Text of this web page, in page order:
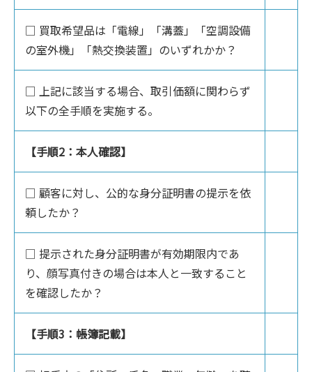
□ 買取希望品は「電線」「溝蓋」「空調設備
の室外機」「熱交換装置」のいずれかか？
□ 上記に該当する場合、取引価額に関わらず
以下の全手順を実施する。
【手順2：本人確認】
□ 顧客に対し、公的な身分証明書の提示を依
頼したか？
□ 提示された身分証明書が有効期限内であ
り、顔写真付きの場合は本人と一致すること
を確認したか？
【手順3：帳簿記載】